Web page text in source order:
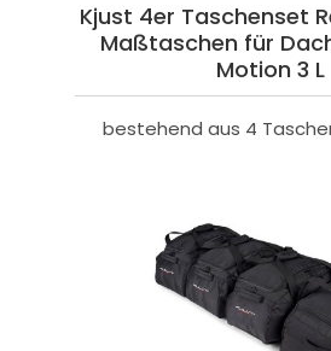
Kjust 4er Taschenset
Maßtaschen für
Motion 3 L
bestehend aus 4